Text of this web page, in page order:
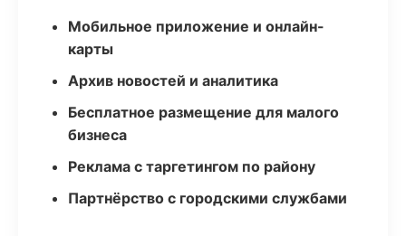
Мобильное приложение и онлайн-
карты
Архив новостей и аналитика
Бесплатное размещение для малого
бизнеса
Реклама с таргетингом по району
Партнёрство с городскими службами